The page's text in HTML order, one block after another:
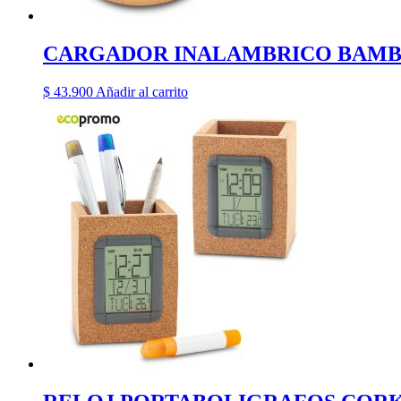
CARGADOR INALAMBRICO
$ 43.900 Añadir al carrito